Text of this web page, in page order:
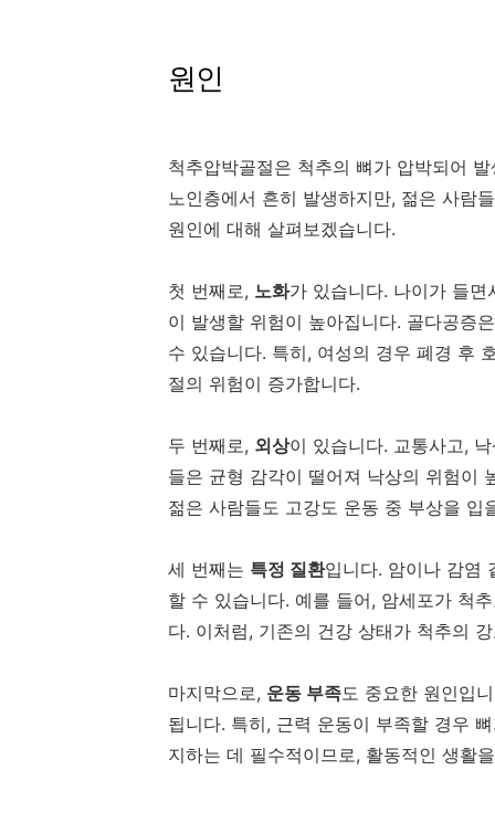
원인
척추압박골절은 척추의 뼈가 압박되어
노인층에서 흔히 발생하지만, 젊은 사람
원인에 대해 살펴보겠습니다.
첫 번째로, 노화가 있습니다. 나이가 들
이 발생할 위험이 높아집니다. 골다공증
수 있습니다. 특히, 여성의 경우 폐경 후
절의 위험이 증가합니다.
두 번째로, 외상이 있습니다. 교통사고,
들은 균형 감각이 떨어져 낙상의 위험이
젊은 사람들도 고강도 운동 중 부상을 입
세 번째는 특정 질환입니다. 암이나 감염
할 수 있습니다. 예를 들어, 암세포가 척
다. 이처럼, 기존의 건강 상태가 척추의
마지막으로, 운동 부족도 중요한 원인입
됩니다. 특히, 근력 운동이 부족할 경우
지하는 데 필수적이므로, 활동적인 생활